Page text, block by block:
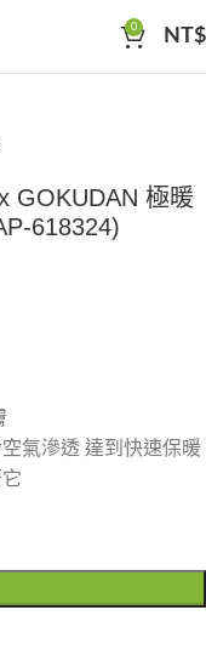
0 NT$
GOKUDAN 極暖
618324)
氣滲透 達到快速保暖